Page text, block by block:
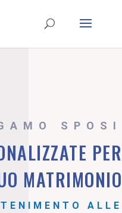
SPOSI
PER
MATRIMONIO
ALLE